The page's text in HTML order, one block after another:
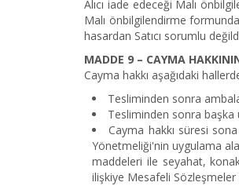
Alıcı iade edeceği Malı
Malı önbilgilendirme
hasardan Satıcı sorumlu
MADDE 9 – CAYMA
Cayma hakkı aşağıdaki
Tesliminden sonra
Tesliminden sonra başka
Cayma hakkı süresi
Yönetmeliği'nin uygulama
maddeleri ile seyahat,
ilişkiye Mesafeli Sözleşmeler